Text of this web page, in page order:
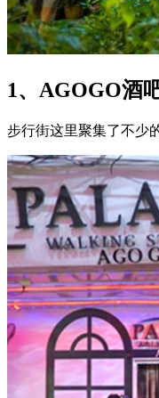
1、AGOGO酒
步行街这里聚集了不少